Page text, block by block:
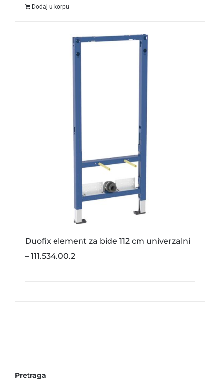
Dodaj u korpu
Duofix element za bide 112 cm univerzalni
– 111.534.00.2
Pretraga